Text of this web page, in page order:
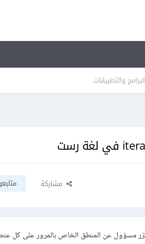
البرامج والتطبيقات
مشاركة
مسؤول عن المنطق الخاص بالمرور على كل